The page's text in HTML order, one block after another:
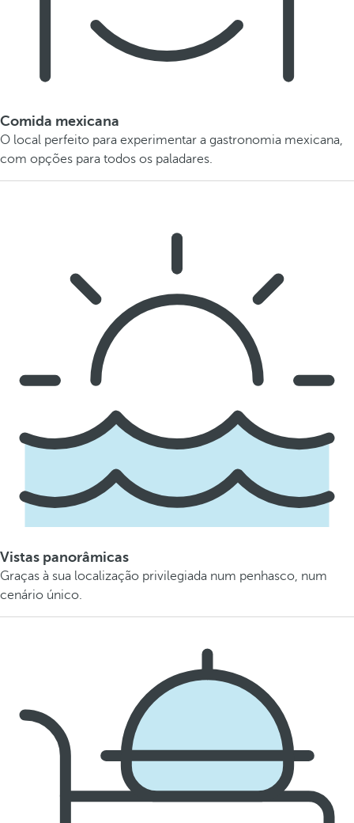
Comida mexicana
O local perfeito para experimentar a gastronomia mexicana,
com opções para todos os paladares.
Vistas panorâmicas
Graças à sua localização privilegiada num penhasco, num
cenário único.